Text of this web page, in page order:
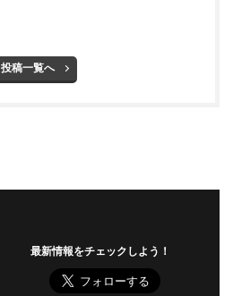
投稿一覧へ
最新情報をチェックしよう！